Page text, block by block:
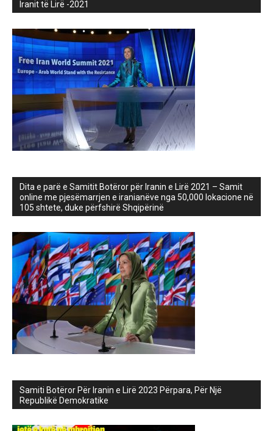
Iranit të Lirë -2021
Dita e parë e Samitit Botëror për Iranin e Lirë 2021 – Samit
online me pjesëmarrjen e iranianëve nga 50,000 lokacione në
105 shtete, duke përfshirë Shqipërinë
Samiti Botëror Për Iranin e Lirë 2023 Përpara, Për Një
Republikë Demokratike